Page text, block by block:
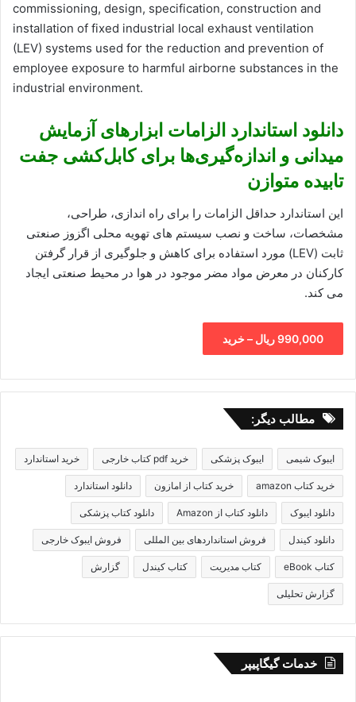
commissioning, design, specification, construction and
installation of fixed industrial local exhaust ventilation
(LEV) systems used for the reduction and prevention of
employee exposure to harmful airborne substances in the
industrial environment.
دانلود استاندارد الزامات ابزارهای آزمایش
میدانی و اندازه‌گیری‌ها برای کابل‌کشی جفت
تابیده متوازن
این استاندارد حداقل الزامات را برای راه اندازی، طراحی،
مشخصات، ساخت و نصب سیستم های تهویه محلی اگزوز صنعتی
ثابت (LEV) مورد استفاده برای کاهش و جلوگیری از قرار گرفتن
کارکنان در معرض مواد مضر موجود در هوا در محیط صنعتی ایجاد
می کند.
990,000 ریال – خرید
مطالب دیگر:
ایبوک شیمی ایبوک پزشکی خرید pdf کتاب خارجی خرید استاندارد
خرید کتاب amazon خرید کتاب از امازون دانلود استاندارد
دانلود ایبوک دانلود کتاب از Amazon دانلود کتاب پزشکی
دانلود کیندل فروش استانداردهای بین المللی فروش ایبوک خارجی
کتاب eBook کتاب مدیریت کتاب کیندل گزارش
گزارش تحلیلی
خدمات گیگاپیپر